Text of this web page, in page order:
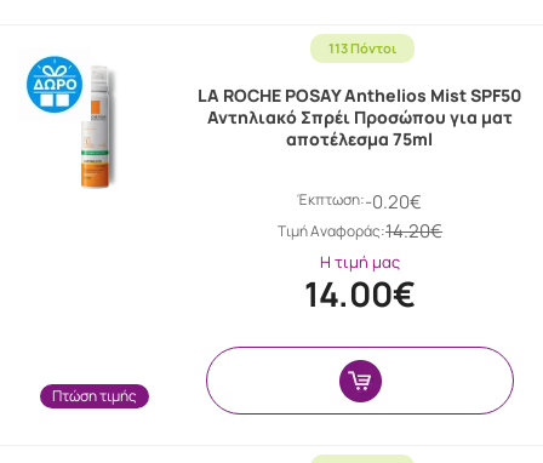
113 Πόντοι
Πτώση τιμής
LA ROCHE POSAY Anthelios Mist SPF50
Αντηλιακό Σπρέι Προσώπου για ματ
αποτέλεσμα 75ml
Έκπτωση:-0.20€
Tιμή Αναφοράς:14.20€
Η τιμή μας
14.00€